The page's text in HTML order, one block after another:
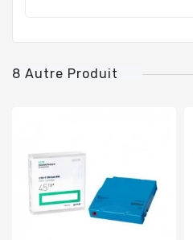
8 Autre Produit